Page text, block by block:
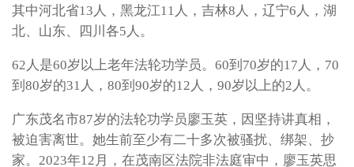
其中河北省13人，黑龙江11人，吉林8人，辽宁6人，湖
北、山东、四川各5人。
62人是60岁以上老年法轮功学员。60到70岁的17人，70
到80岁的31人，80到90岁的12人，90岁以上的2人。
广东茂名市87岁的法轮功学员廖玉英，因坚持讲真相，
被迫害离世。她生前至少有二十多次被骚扰、绑架、抄
家。2023年12月，在茂南区法院非法庭审中，廖玉英思